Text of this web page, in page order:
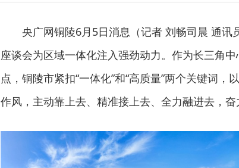
央广网铜陵6月5日消息（记者 刘畅司晨 通讯
座谈会为区域一体化注入强劲动力。作为长三角
点，铜陵市紧扣“一体化”和“高质量”两个关键词，
作风，主动靠上去、精准接上去、全力融进去，奋